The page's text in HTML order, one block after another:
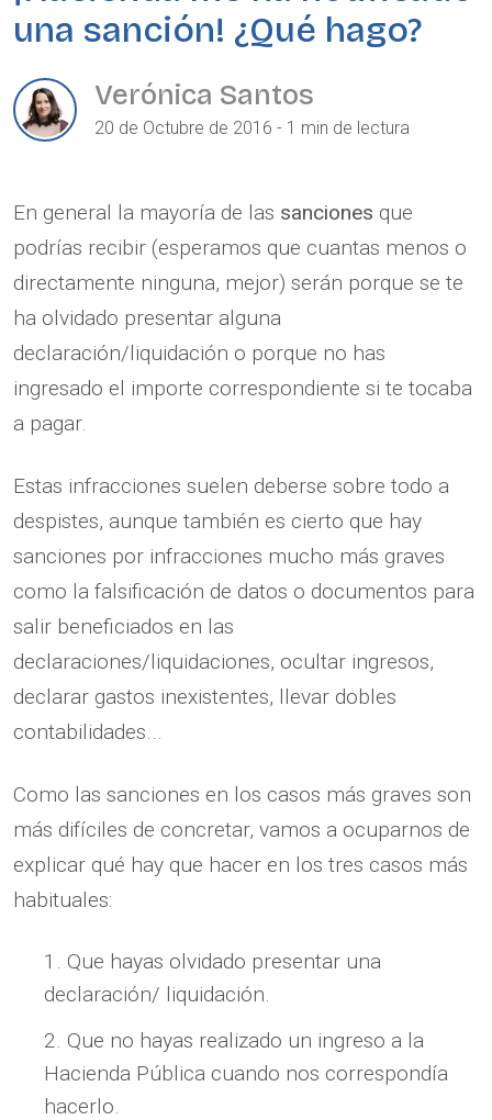
una sanción! ¿Qué hago?
Verónica Santos
20 de Octubre de 2016 - 1 min de lectura
En general la mayoría de las sanciones que
podrías recibir (esperamos que cuantas menos o
directamente ninguna, mejor) serán porque se te
ha olvidado presentar alguna
declaración/liquidación o porque no has
ingresado el importe correspondiente si te tocaba
a pagar.
Estas infracciones suelen deberse sobre todo a
despistes, aunque también es cierto que hay
sanciones por infracciones mucho más graves
como la falsificación de datos o documentos para
salir beneficiados en las
declaraciones/liquidaciones, ocultar ingresos,
declarar gastos inexistentes, llevar dobles
contabilidades...
Como las sanciones en los casos más graves son
más difíciles de concretar, vamos a ocuparnos de
explicar qué hay que hacer en los tres casos más
habituales:
Que hayas olvidado presentar una
declaración/ liquidación.
Que no hayas realizado un ingreso a la
Hacienda Pública cuando nos correspondía
hacerlo.